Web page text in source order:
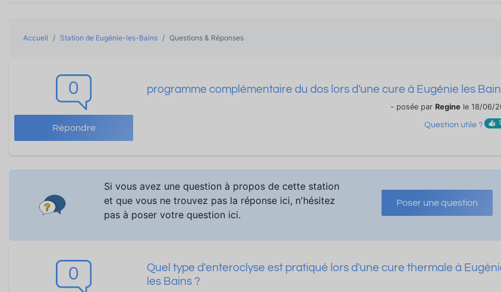
Accueil Station de Eugénie-les-Bains Questions & Réponses
0
Répondre
programme complémentaire du dos lors d'une cure à Eugénie les
- posée par Regine le 18/06/
Question utile ? 1
Si vous avez une question à propos de cette station
et que vous ne trouvez pas la réponse ici, n'hésitez
pas à poser votre question ici.
Poser une question
0
Quel type d'enteroclyse est pratiqué lors d'une cure thermale à
les Bains ?